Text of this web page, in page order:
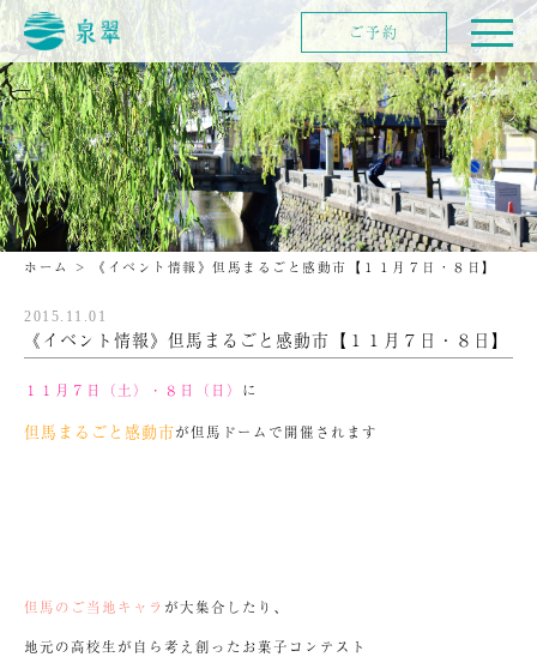
ホーム > 《イベント情報》但馬まるごと感動市【１１月７日・８日】
2015.11.01
《イベント情報》但馬まるごと感動市【１１月７日・８日】
１１月７日（土）・８日（日） に
但馬まるごと感動市が但馬ドームで開催されます
但馬のご当地キャラ が大集合したり、
地元の高校生が自ら考え創ったお菓子コンテスト
ご予約